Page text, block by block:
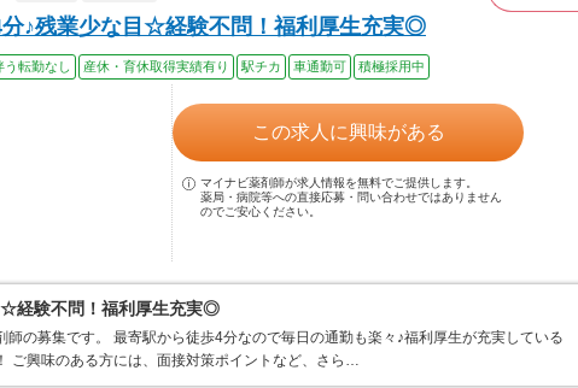
分♪残業少な目☆経験不問！福利厚生充実◎
う転勤なし 産休・育休取得実績有り 駅チカ 車通勤可 積極採用中
この求人に興味がある
マイナビ薬剤師が求人情報を無料でご提供します。
薬局・病院等への直接応募・問い合わせではありません
のでご安心ください。
☆経験不問！福利厚生充実◎
師の募集です。 最寄駅から徒歩4分なので毎日の通勤も楽々♪福利厚生が充実している
ご興味のある方には、面接対策ポイントなど、さら…